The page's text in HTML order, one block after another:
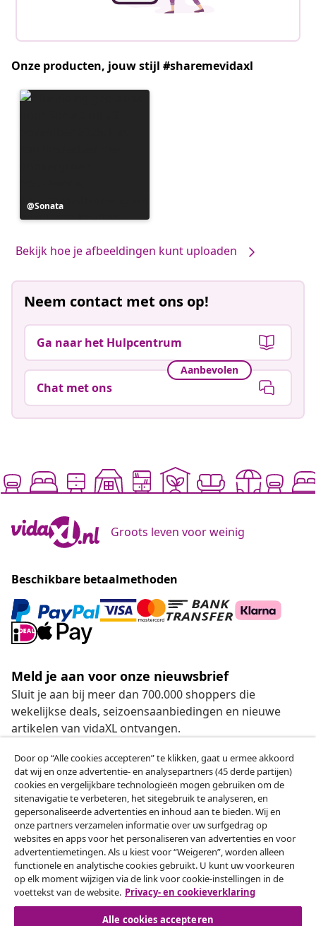
Onze producten, jouw stijl #sharemevidaxl
Bericht
gepubliceerd
Sonata
Bekijk hoe je afbeeldingen kunt uploaden
Neem contact met ons op!
Ga naar het Hulpcentrum
Aanbevolen
Chat met ons
Groots leven voor weinig
Beschikbare betaalmethoden
Meld je aan voor onze nieuwsbrief
Sluit je aan bij meer dan 700.000 shoppers die
wekelijkse deals, seizoensaanbiedingen en nieuwe
artikelen van vidaXL ontvangen.
Onze sociale media
Herroeping van de overeenkomst
Een annulering voor je bestelling indienen
Herroeping van de overeenkomst
Door op “Alle cookies accepteren” te klikken, gaat u ermee akkoord
dat wij en onze advertentie- en analysepartners (45 derde partijen)
cookies en vergelijkbare technologieën mogen gebruiken om de
sitenavigatie te verbeteren, het sitegebruik te analyseren, en
gepersonaliseerde advertenties en inhoud aan te bieden. Wij en
onze partners verzamelen informatie over uw surfgedrag op
websites en apps voor het personaliseren van advertenties en voor
advertentiemetingen. Als u kiest voor “Weigeren”, worden alleen
functionele en analytische cookies gebruikt. U kunt uw voorkeuren
op elk moment wijzigen via de link voor cookie-instellingen in de
voettekst van de website. Privacy- en cookieverklaring
Alle cookies accepteren